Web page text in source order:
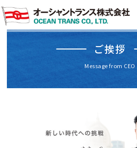
ご挨拶
Message from CEO